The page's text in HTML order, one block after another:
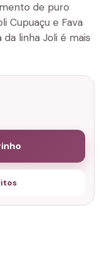
de puro
Cupuaçu e Fava
da linha Joli é mais